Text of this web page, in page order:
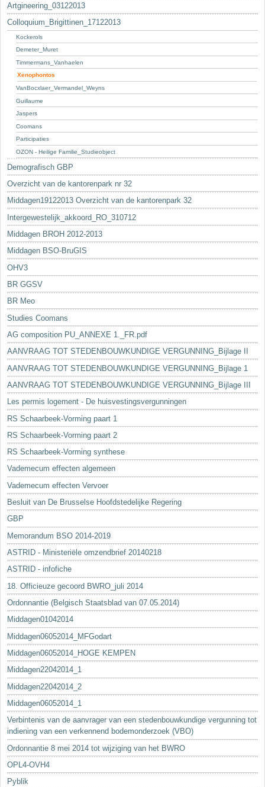
Artgineering_03122013
Colloquium_Brigittinen_17122013
Kockerols
Demeter_Muret
Timmermans_Vanhaelen
Xenophontos
VanBocxlaer_Vermandel_Weyns
Guillaume
Jaspers
Coomans
Participaties
OZON - Heilige Familie_Studieobject
Demografisch GBP
Overzicht van de kantorenpark nr 32
Middagen19122013 Overzicht van de kantorenpark 32
Intergewestelijk_akkoord_RO_310712
Middagen BROH 2012-2013
Middagen BSO-BruGIS
OHV3
BR GGSV
BR Meo
Studies Coomans
AG composition PU_ANNEXE 1._FR.pdf
AANVRAAG TOT STEDENBOUWKUNDIGE VERGUNNING_Bijlage II
AANVRAAG TOT STEDENBOUWKUNDIGE VERGUNNING_Bijlage 1
AANVRAAG TOT STEDENBOUWKUNDIGE VERGUNNING_Bijlage III
Les permis logement - De huisvestingsvergunningen
RS Schaarbeek-Vorming paart 1
RS Schaarbeek-Vorming paart 2
RS Schaarbeek-Vorming synthese
Vademecum effecten algemeen
Vademecum effecten Vervoer
Besluit van De Brusselse Hoofdstedelijke Regering
GBP
Memorandum BSO 2014-2019
ASTRID - Ministeriële omzendbrief 20140218
ASTRID - infofiche
18. Officieuze gecoord BWRO_juli 2014
Ordonnantie (Belgisch Staatsblad van 07.05.2014)
Middagen01042014
Middagen06052014_MFGodart
Middagen06052014_HOGE KEMPEN
Middagen22042014_1
Middagen22042014_2
Middagen06052014_1
Verbintenis van de aanvrager van een stedenbouwkundige vergunning tot
indiening van een verkennend bodemonderzoek (VBO)
Ordonnantie 8 mei 2014 tot wijziging van het BWRO
OPL4-OVH4
Pyblik